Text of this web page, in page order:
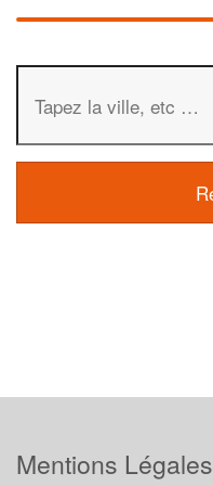
Mentions Légales